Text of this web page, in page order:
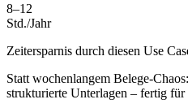
8–12
Std./Jahr
Zeitersparnis durch diesen Use
Statt wochenlangem Belege-
strukturierte Unterlagen – fertig für